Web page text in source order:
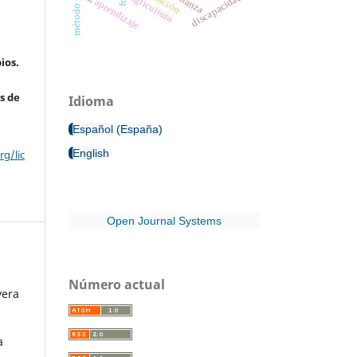
de
lic
aprendizaje discapacidad
agricultura
Idioma
Español (España)
English
Open Journal Systems
Número actual